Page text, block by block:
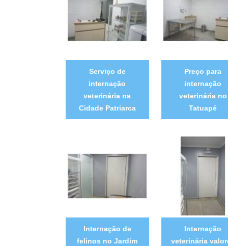
Serviço de
internação
veterinária na
Cidade Patriarca
Preço para
internação
veterinária no
Tatuapé
Internação de
felinos no Jardim
Internação
veterinária